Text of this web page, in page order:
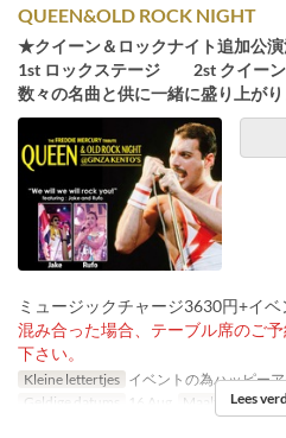
QUEEN&OLD ROCK NIGHT
★クイーン＆ロックナイト追加公
1st ロックステージ 2st クイーン
数々の名曲と供に一緒に盛り上が
ミュージックチャージ3630円+イ
混み合った場合、テーブル席のご
下さい。
Kleine lettertjes イベントの為ハッピー
Geldige datums
16 Aug Maaltijden
Lees